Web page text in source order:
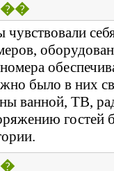
было в них
ванной, ТВ,
гостей